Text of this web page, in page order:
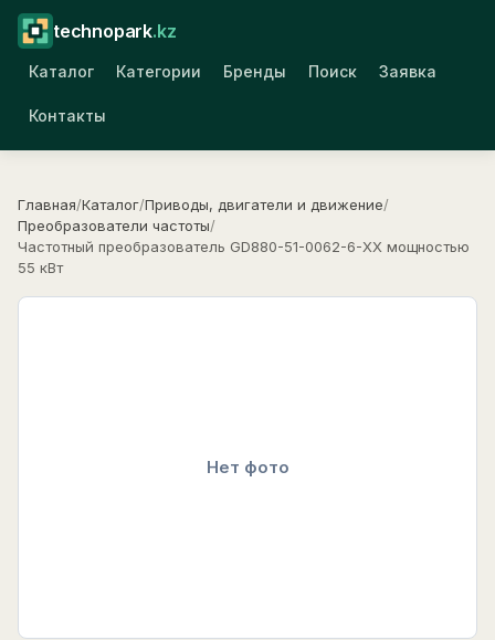
technopark.kz
Каталог Категории Бренды Поиск Заявка
Контакты
Главная/Каталог/Приводы, двигатели и движение/
Преобразователи частоты/
Частотный преобразователь GD880-51-0062-6-XX мощностью
55 кВт
Нет фото